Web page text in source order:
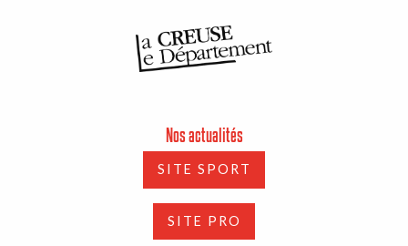
Nos actualités
SITE SPORT
SITE PRO